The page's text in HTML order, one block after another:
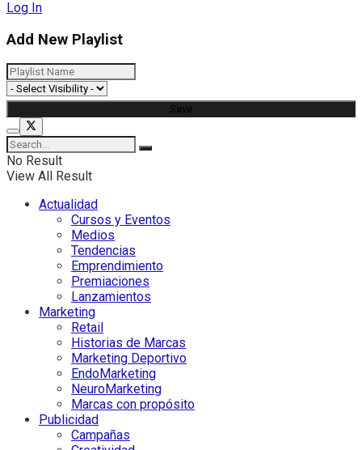
Log In
Add New Playlist
No Result
View All Result
Actualidad
Cursos y Eventos
Medios
Tendencias
Emprendimiento
Premiaciones
Lanzamientos
Marketing
Retail
Historias de Marcas
Marketing Deportivo
EndoMarketing
NeuroMarketing
Marcas con propósito
Publicidad
Campañas